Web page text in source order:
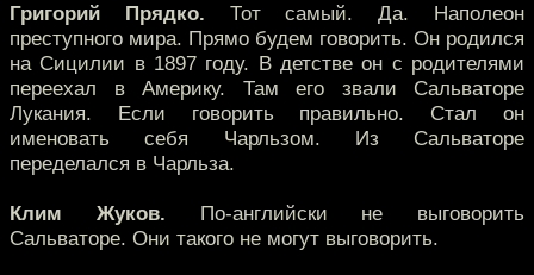
Григорий Прядко. Тот самый. Да. Наполеон
преступного мира. Прямо будем говорить. Он родился
на Сицилии в 1897 году. В детстве он с родителями
переехал в Америку. Там его звали Сальваторе
Лукания. Если говорить правильно. Стал он
именовать себя Чарльзом. Из Сальваторе
переделался в Чарльза.
Клим Жуков. По-английски не выговорить
Сальваторе. Они такого не могут выговорить.